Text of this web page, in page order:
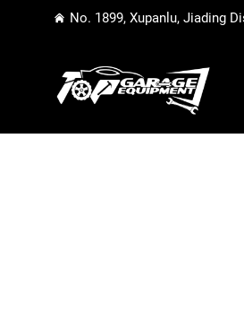
No. 1899, Xupanlu, Jiading